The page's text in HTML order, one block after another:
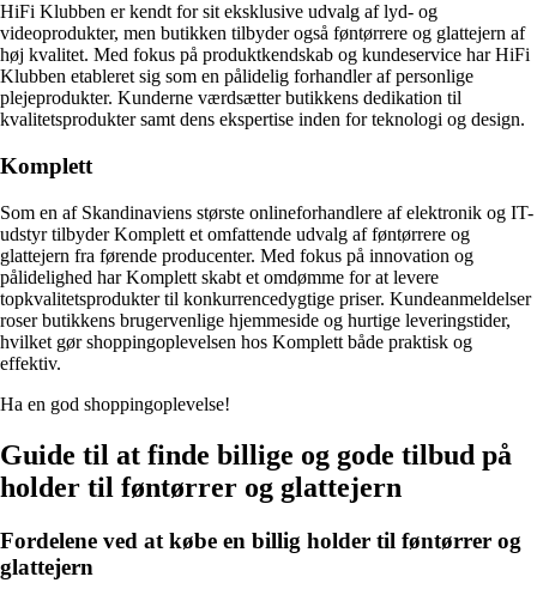
HiFi Klubben er kendt for sit eksklusive udvalg af lyd- og
videoprodukter, men butikken tilbyder også føntørrere og glattejern af
høj kvalitet. Med fokus på produktkendskab og kundeservice har HiFi
Klubben etableret sig som en pålidelig forhandler af personlige
plejeprodukter. Kunderne værdsætter butikkens dedikation til
kvalitetsprodukter samt dens ekspertise inden for teknologi og design.
Komplett
Som en af Skandinaviens største onlineforhandlere af elektronik og IT-
udstyr tilbyder Komplett et omfattende udvalg af føntørrere og
glattejern fra førende producenter. Med fokus på innovation og
pålidelighed har Komplett skabt et omdømme for at levere
topkvalitetsprodukter til konkurrencedygtige priser. Kundeanmeldelser
roser butikkens brugervenlige hjemmeside og hurtige leveringstider,
hvilket gør shoppingoplevelsen hos Komplett både praktisk og
effektiv.
Ha en god shoppingoplevelse!
Guide til at finde billige og gode tilbud på
holder til føntørrer og glattejern
Fordelene ved at købe en billig holder til føntørrer og
glattejern